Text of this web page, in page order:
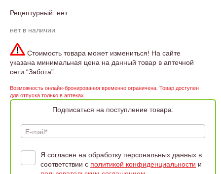
Рецептурный: нет
нет в наличии
Стоимость товара может измениться! На сайте
указана минимальная цена на данный товар в аптечной
сети “Забота”.
Возможность онлайн-бронирования временно ограничена. Товар доступен
для отпуска только в аптеках.
Подписаться на поступление товара:
E-mail*
Я согласен на обработку персональных данных в
соответствии с политикой конфиденциальности и